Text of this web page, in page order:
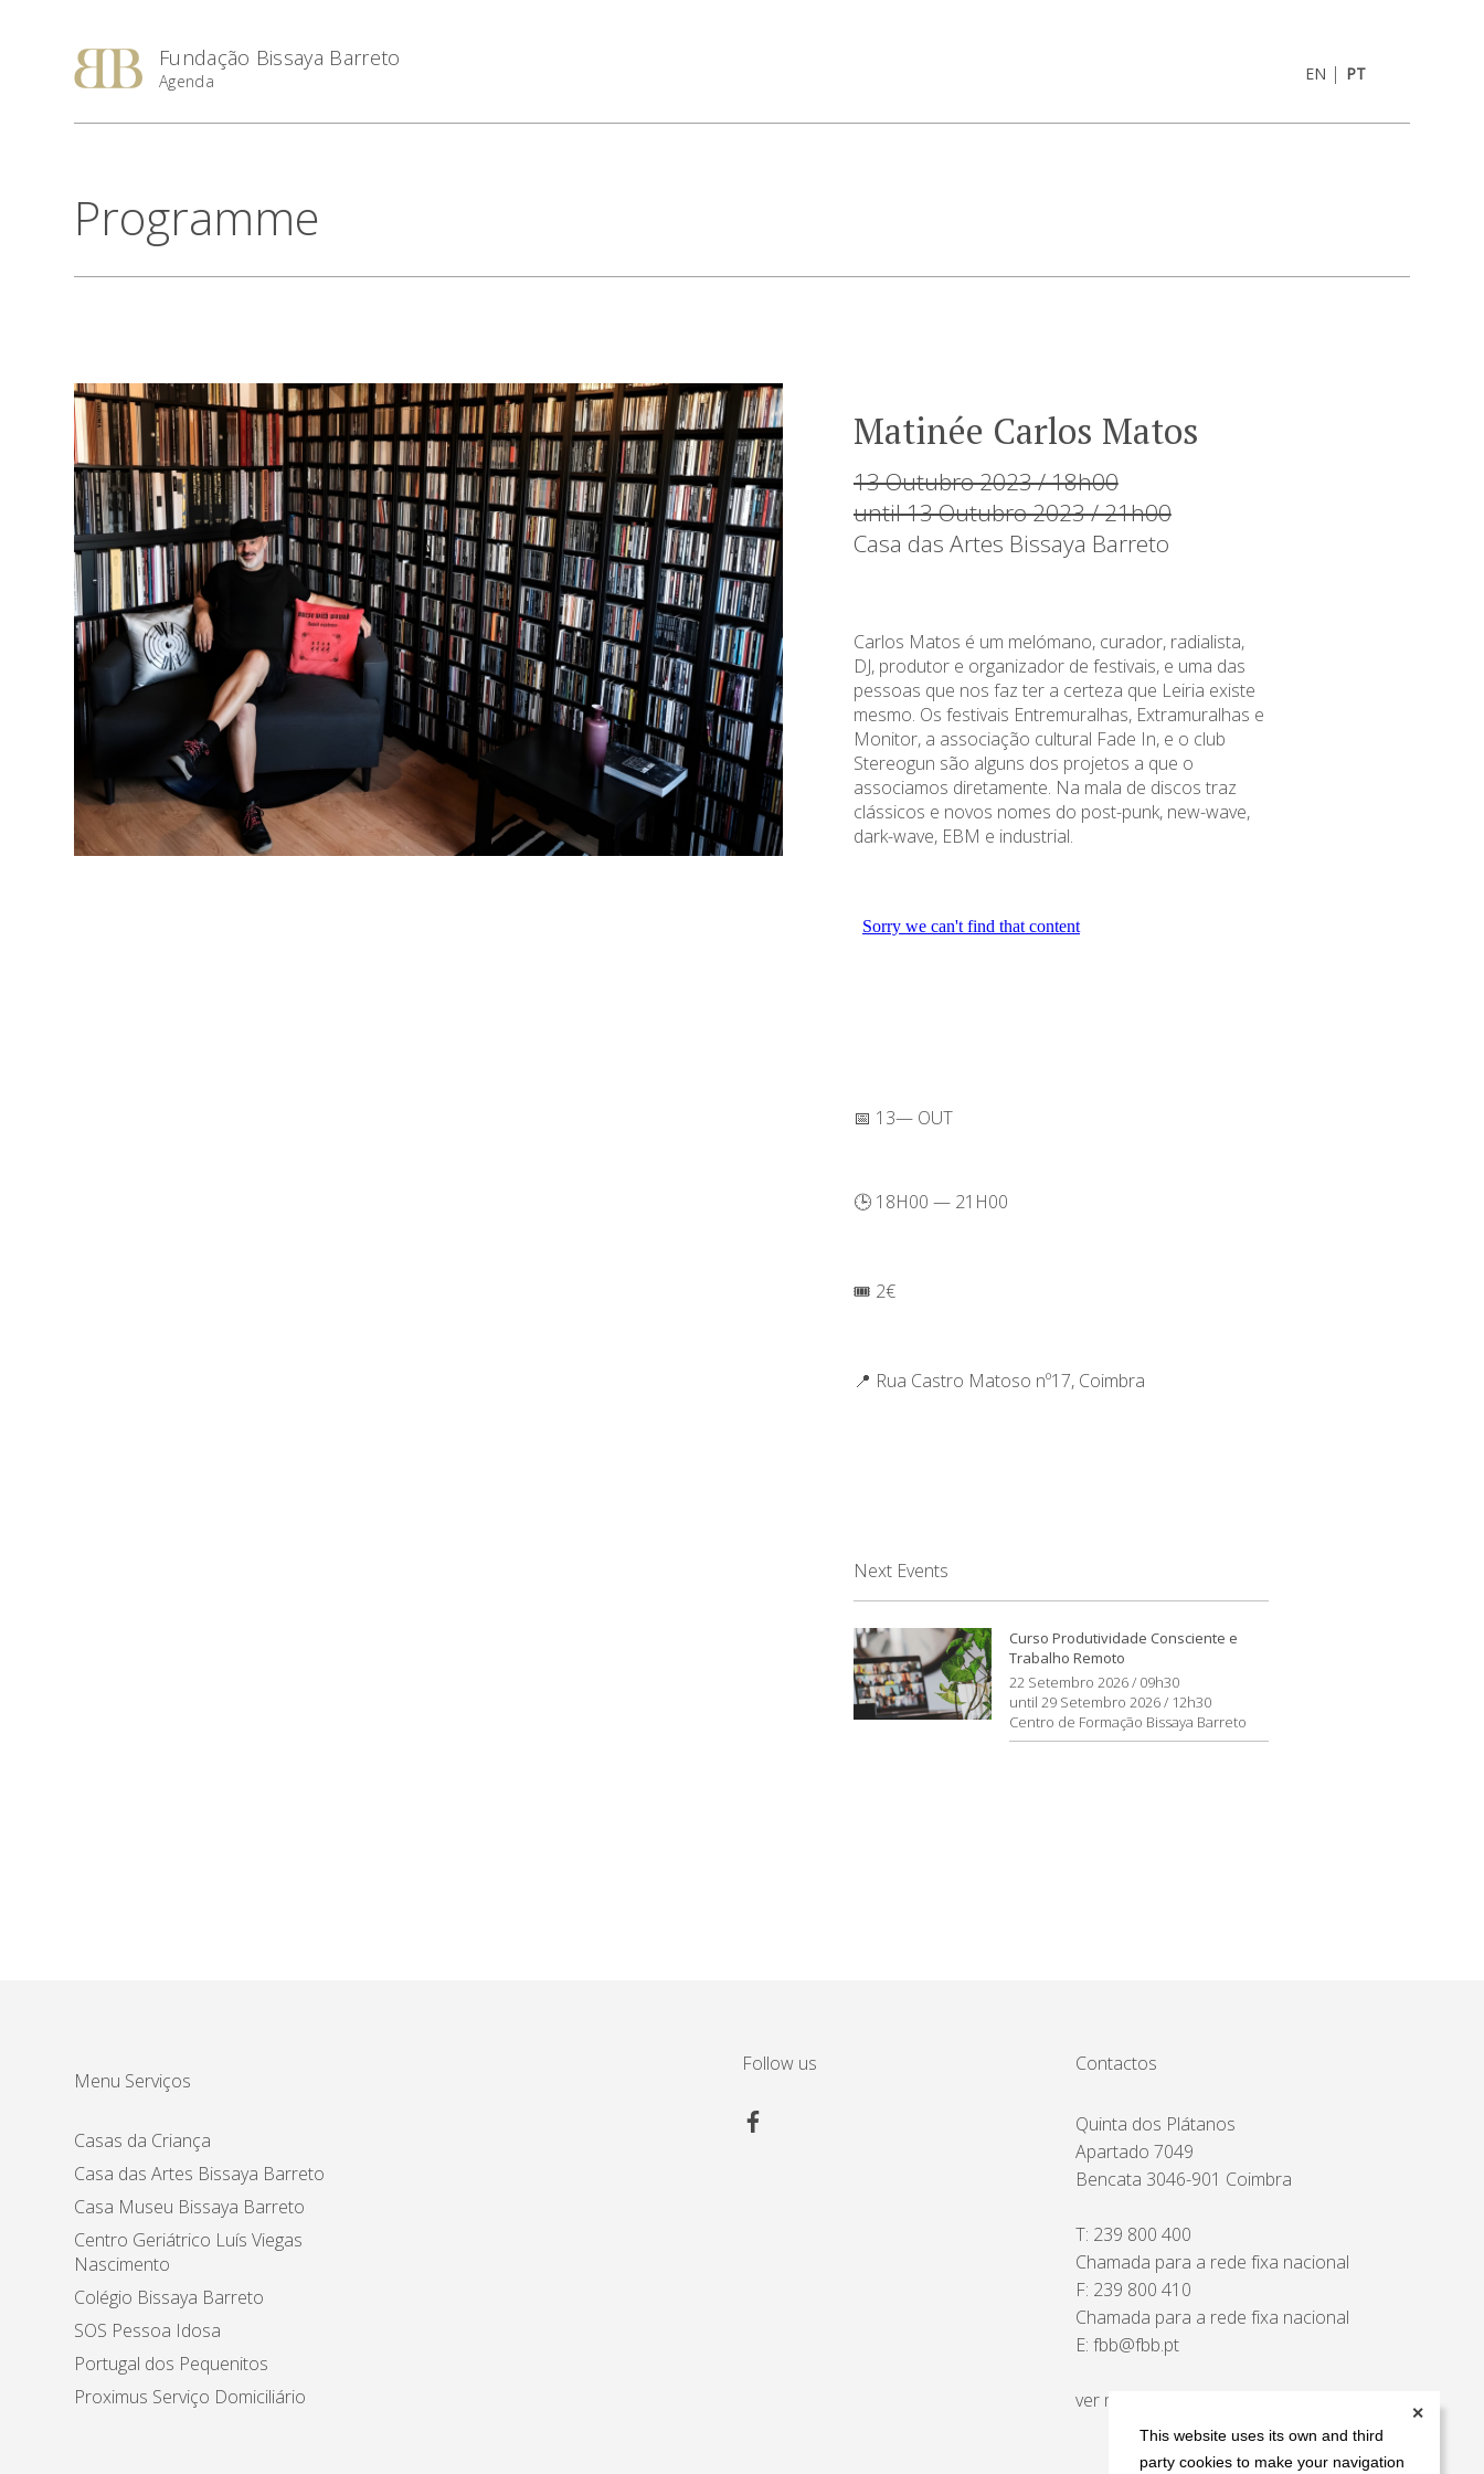
This website uses its own and third
party cookies to make your navigation
✕
Fundação Bissaya Barreto
Agenda EN | PT
Programme
Matinée Carlos Matos
13 Outubro 2023 / 18h00
until 13 Outubro 2023 / 21h00
Casa das Artes Bissaya Barreto
Carlos Matos é um melómano, curador, radialista,
DJ, produtor e organizador de festivais, e uma das
pessoas que nos faz ter a certeza que Leiria existe
mesmo. Os festivais Entremuralhas, Extramuralhas e
Monitor, a associação cultural Fade In, e o club
Stereogun são alguns dos projetos a que o
associamos diretamente. Na mala de discos traz
clássicos e novos nomes do post-punk, new-wave,
dark-wave, EBM e industrial.
📅 13— OUT
🕒 18H00 — 21H00
🎟️ 2€
📍 Rua Castro Matoso nº17, Coimbra
Next Events
Curso Produtividade Consciente e
Trabalho Remoto
22 Setembro 2026 / 09h30
until 29 Setembro 2026 / 12h30
Centro de Formação Bissaya Barreto
Menu Serviços
Casas da Criança
Casa das Artes Bissaya Barreto
Casa Museu Bissaya Barreto
Centro Geriátrico Luís Viegas
Nascimento
Colégio Bissaya Barreto
SOS Pessoa Idosa
Portugal dos Pequenitos
Proximus Serviço Domiciliário
Follow us Contactos
Quinta dos Plátanos
Apartado 7049
Bencata 3046-901 Coimbra
T: 239 800 400
Chamada para a rede fixa nacional
F: 239 800 410
Chamada para a rede fixa nacional
E:fbb@fbb.pt
ver mapa